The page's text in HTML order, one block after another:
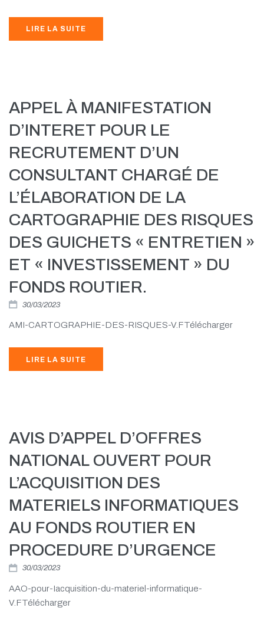
LIRE LA SUITE
APPEL À MANIFESTATION
D’INTERET POUR LE
RECRUTEMENT D’UN
CONSULTANT CHARGÉ DE
L’ÉLABORATION DE LA
CARTOGRAPHIE DES RISQUES
DES GUICHETS « ENTRETIEN »
ET « INVESTISSEMENT » DU
FONDS ROUTIER.
30/03/2023
AMI-CARTOGRAPHIE-DES-RISQUES-V.FTélécharger
LIRE LA SUITE
AVIS D’APPEL D’OFFRES
NATIONAL OUVERT POUR
L’ACQUISITION DES
MATERIELS INFORMATIQUES
AU FONDS ROUTIER EN
PROCEDURE D’URGENCE
30/03/2023
AAO-pour-Iacquisition-du-materiel-informatique-
V.FTélécharger